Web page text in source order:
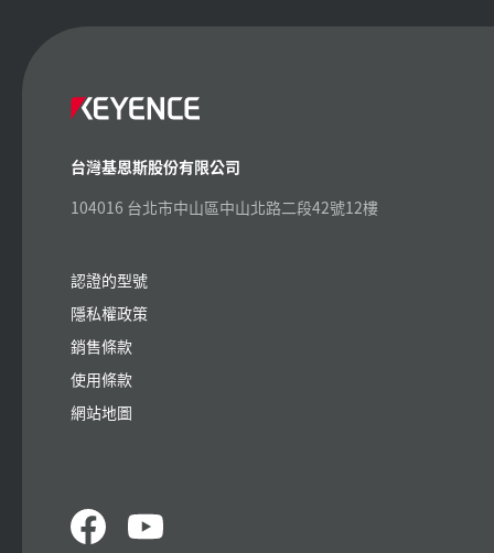
台灣基恩斯股份有限公司
104016 台北市中山區中山北路二段42號12樓
認證的型號
隱私權政策
銷售條款
使用條款
網站地圖